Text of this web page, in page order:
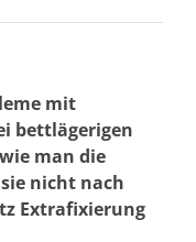
mit
bettlägerigen
man die
nicht nach
Extrafixierung